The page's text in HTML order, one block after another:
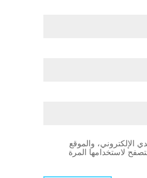
الإلكتروني، والموقع
لاستخدامها المرة